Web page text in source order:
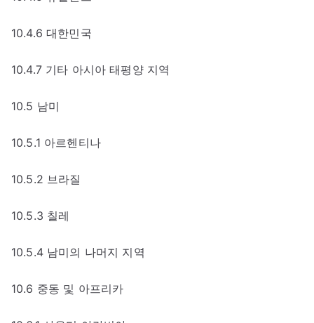
10.4.6 대한민국
10.4.7 기타 아시아 태평양 지역
10.5 남미
10.5.1 아르헨티나
10.5.2 브라질
10.5.3 칠레
10.5.4 남미의 나머지 지역
10.6 중동 및 아프리카